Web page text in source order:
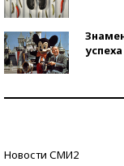
Новости СМИ2